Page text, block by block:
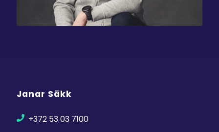
Janar Säkk
+372 53 03 7100